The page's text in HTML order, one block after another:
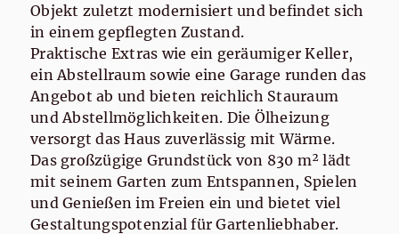
Objekt zuletzt modernisiert und befindet sich
in einem gepflegten Zustand.
Praktische Extras wie ein geräumiger Keller,
ein Abstellraum sowie eine Garage runden das
Angebot ab und bieten reichlich Stauraum
und Abstellmöglichkeiten. Die Ölheizung
versorgt das Haus zuverlässig mit Wärme.
Das großzügige Grundstück von 830 m² lädt
mit seinem Garten zum Entspannen, Spielen
und Genießen im Freien ein und bietet viel
Gestaltungspotenzial für Gartenliebhaber.